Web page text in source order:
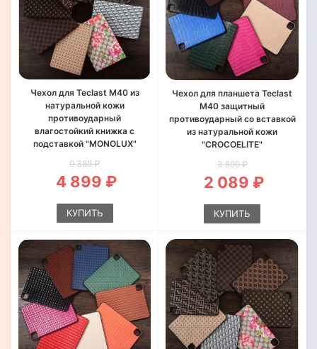
Чехол для Teclast M40 из
натуральной кожи
противоударный
влагостойкий книжка с
подставкой "MONOLUX"
9 389 ₽
4 899 ₽
КУПИТЬ
Чехол для планшета Teclast
M40 защитный
противоударный со вставкой
из натуральной кожи
"CROCOELITE"
3 899 ₽
2 089 ₽
КУПИТЬ